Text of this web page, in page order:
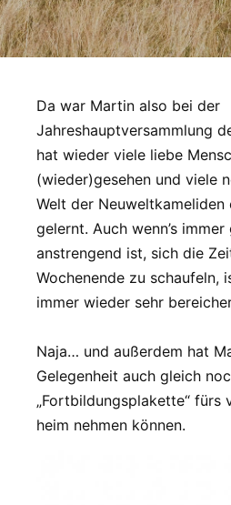
Da war Martin also bei der
Jahreshauptversammlung
hat wieder viele liebe
(wieder)gesehen und viele
Welt der Neuweltkameliden
gelernt. Auch wenn’s
anstrengend ist, sich die
Wochenende zu schaufeln,
immer wieder sehr
Naja… und außerdem hat
Gelegenheit auch gleich
„Fortbildungsplakette“ fürs
heim nehmen können.